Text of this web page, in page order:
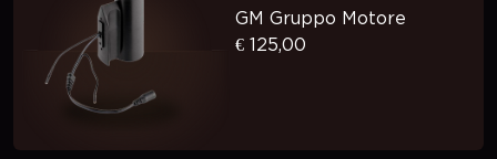
GM Gruppo Motore
€ 125,00